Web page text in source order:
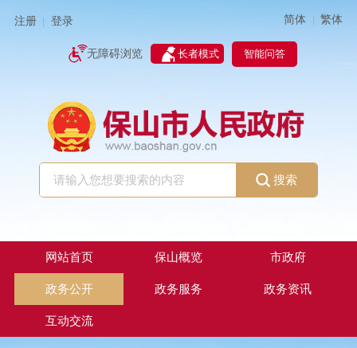
注册 登录 简体 | 繁体
无障碍浏览 长者模式 智能问答
搜索
网站首页 保山概览 市政府
政务公开 政务服务 政务资讯
互动交流